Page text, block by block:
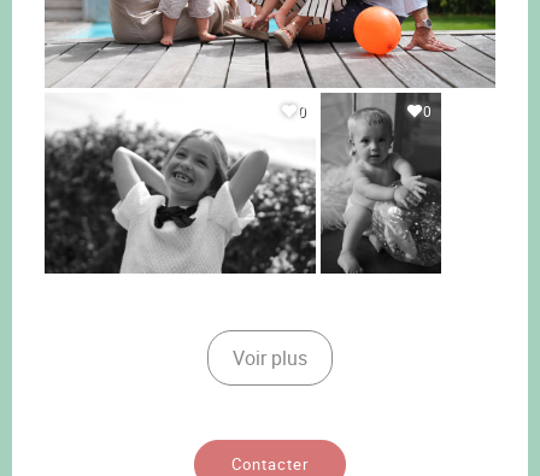
0 0
Voir plus
Contacter